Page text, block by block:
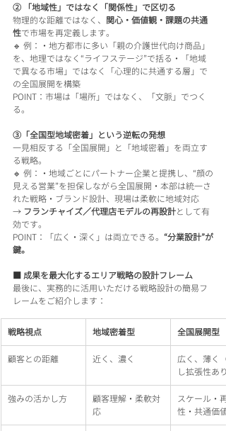
② 「地域性」ではなく「関係性」で区切る
物理的な距離ではなく、 関心・価値観・課題の共通
性で市場を再定義します。
🔹 例：・地方都市に多い「親の介護世代向け商品」
を、地理ではなく“ライフステージ”で括る・「地域
で異なる市場」ではなく「心理的に共通する層」で
の全国展開を構築
POINT：市場は「場所」ではなく、「文脈」でつく
る。
③「全国型地域密着」という逆転の発想
一見相反する「全国展開」と「地域密着」を両立す
る戦略。
🔹 例：・地域ごとにパートナー企業と提携し、“顔の
見える営業”を担保しながら全国展開・本部は統一さ
れた戦略・ブランド設計、現場は柔軟に地域対応
→ フランチャイズ／代理店モデルの再設計として有
効です。
POINT：「広く・深く」は両立できる。 “分業設計”が
鍵。
■ 成果を最大化するエリア戦略の設計フレーム
最後に、実務的に活用いただける戦略設計の簡易フ
レームをご紹介します：
戦略視点 地域密着型 全国展開型
顧客との距離 近く、濃く
広く、薄く（
し拡張性あり
強みの活かし方
顧客理解・柔軟対
応
スケール・再
性・共通価値